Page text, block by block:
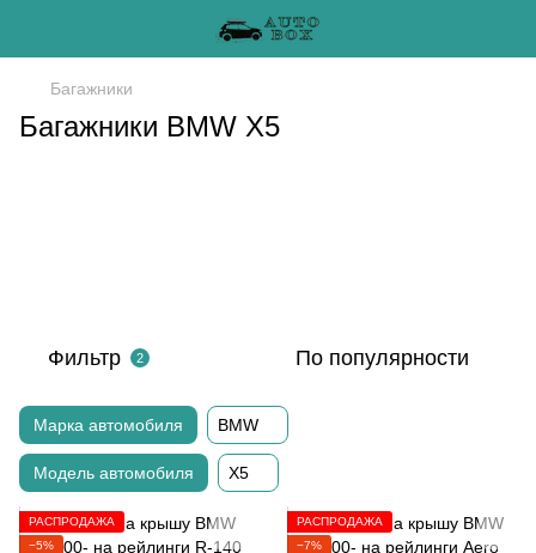
Багажники
Багажники BMW X5
Фильтр 2 По популярности
Марка автомобиля BMW
Модель автомобиля X5
РАСПРОДАЖА
−5%
РАСПРОДАЖА
−7%